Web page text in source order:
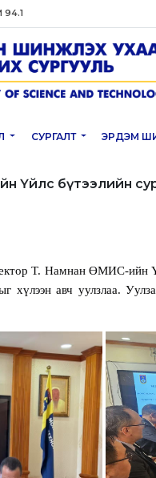
94.1
СУРГАЛТ ЭРДЭМ
Үйлс бүтээлийн
Т. Намнан ӨМИС-ийн
хүлээн авч уулзлаа.